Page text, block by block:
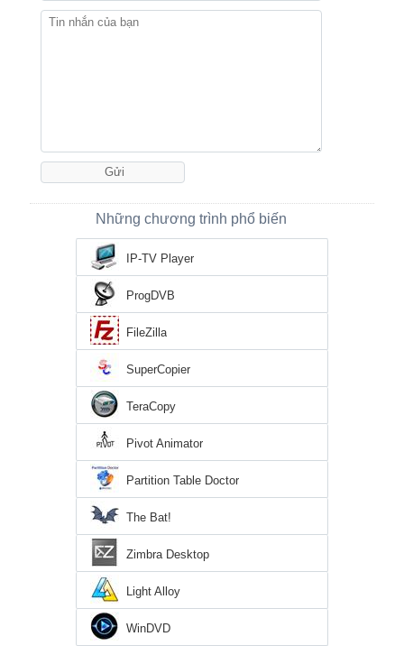
Những chương trình phổ biến
IP-TV Player
ProgDVB
FileZilla
SuperCopier
TeraCopy
Pivot Animator
Partition Table Doctor
The Bat!
Zimbra Desktop
Light Alloy
WinDVD